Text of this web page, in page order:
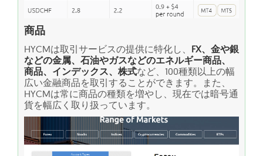
商品
HYCMは取引サービスの提供に特化し、 FX、金や銀
などの金属、石油やガスなどのエネルギー商品、
商品、インデックス、株式など、100種類以上の幅
広い金融商品を取引することができます。また、
HYCMは常に商品の種類を増やし、現在では暗号通
貨を幅広く取り扱っています。